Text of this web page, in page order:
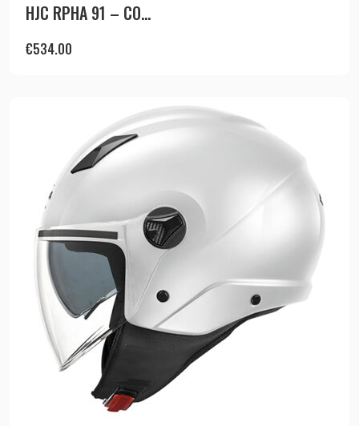
HJC RPHA 91 – CO...
€534.00